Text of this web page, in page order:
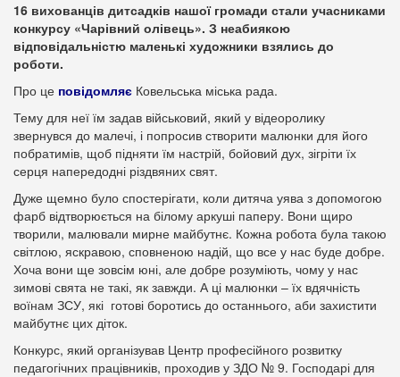
16 вихованців дитсадків нашої громади стали учасниками
конкурсу «Чарівний олівець». З неабиякою
відповідальністю маленькі художники взялись до
роботи.
Про це повідомляє Ковельська міська рада.
Тему для неї їм задав військовий, який у відеоролику
звернувся до малечі, і попросив створити малюнки для його
побратимів, щоб підняти їм настрій, бойовий дух, зігріти їх
серця напередодні різдвяних свят.
Дуже щемно було спостерігати, коли дитяча уява з допомогою
фарб відтворюється на білому аркуші паперу. Вони щиро
творили, малювали мирне майбутнє. Кожна робота була такою
світлою, яскравою, сповненою надій, що все у нас буде добре.
Хоча вони ще зовсім юні, але добре розуміють, чому у нас
зимові свята не такі, як завжди. А ці малюнки – їх вдячність
воїнам ЗСУ, які готові боротись до останнього, аби захистити
майбутнє цих діток.
Конкурс, який організував Центр професійного розвитку
педагогічних працівників, проходив у ЗДО № 9. Господарі для